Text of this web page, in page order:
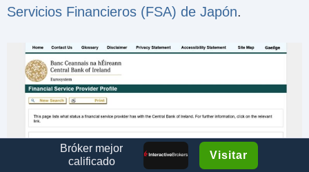
Bróker mejor
calificado
Visitar
Servicios Financieros (FSA) de Japón.